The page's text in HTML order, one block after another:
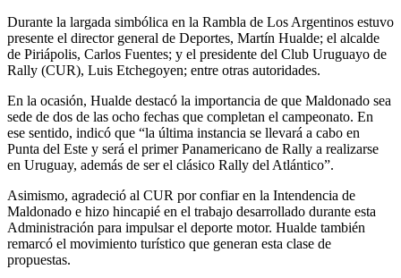
Durante la largada simbólica en la Rambla de Los Argentinos estuvo
presente el director general de Deportes, Martín Hualde; el alcalde
de Piriápolis, Carlos Fuentes; y el presidente del Club Uruguayo de
Rally (CUR), Luis Etchegoyen; entre otras autoridades.
En la ocasión, Hualde destacó la importancia de que Maldonado sea
sede de dos de las ocho fechas que completan el campeonato. En
ese sentido, indicó que “la última instancia se llevará a cabo en
Punta del Este y será el primer Panamericano de Rally a realizarse
en Uruguay, además de ser el clásico Rally del Atlántico”.
Asimismo, agradeció al CUR por confiar en la Intendencia de
Maldonado e hizo hincapié en el trabajo desarrollado durante esta
Administración para impulsar el deporte motor. Hualde también
remarcó el movimiento turístico que generan esta clase de
propuestas.